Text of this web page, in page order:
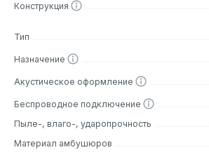
Конструкция
Тип
Назначение
Акустическое оформление
Беспроводное подключение
Пыле-, влаго-, ударопрочность
Материал амбушюров